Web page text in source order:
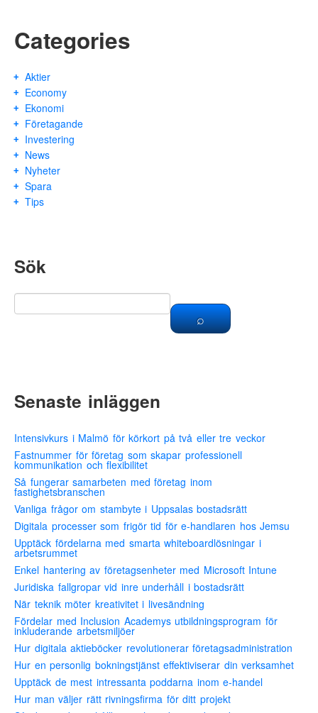
Categories
Aktier
Economy
Ekonomi
Företagande
Investering
News
Nyheter
Spara
Tips
Sök
Senaste inläggen
Intensivkurs i Malmö för körkort på två eller tre veckor
Fastnummer för företag som skapar professionell
kommunikation och flexibilitet
Så fungerar samarbeten med företag inom
fastighetsbranschen
Vanliga frågor om stambyte i Uppsalas bostadsrätt
Digitala processer som frigör tid för e-handlaren hos Jemsu
Upptäck fördelarna med smarta whiteboardlösningar i
arbetsrummet
Enkel hantering av företagsenheter med Microsoft Intune
Juridiska fallgropar vid inre underhåll i bostadsrätt
När teknik möter kreativitet i livesändning
Fördelar med Inclusion Academys utbildningsprogram för
inkluderande arbetsmiljöer
Hur digitala aktieböcker revolutionerar företagsadministration
Hur en personlig bokningstjänst effektiviserar din verksamhet
Upptäck de mest intressanta poddarna inom e-handel
Hur man väljer rätt rivningsfirma för ditt projekt